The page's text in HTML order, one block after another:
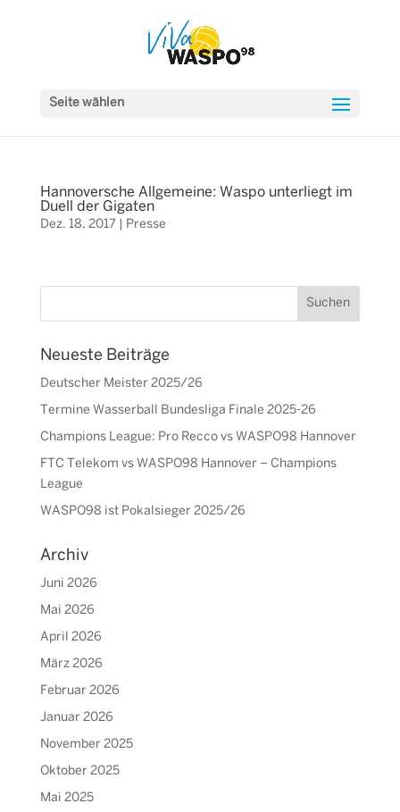
Seite wählen
Hannoversche Allgemeine: Waspo unterliegt im
Duell der Gigaten
Dez. 18, 2017 Presse
Neueste Beiträge
Deutscher Meister 2025/26
Termine Wasserball Bundesliga Finale 2025-26
Champions League: Pro Recco vs WASPO98 Hannover
FTC Telekom vs WASPO98 Hannover – Champions
League
WASPO98 ist Pokalsieger 2025/26
Archiv
Juni 2026
Mai 2026
April 2026
März 2026
Februar 2026
Januar 2026
November 2025
Oktober 2025
Mai 2025